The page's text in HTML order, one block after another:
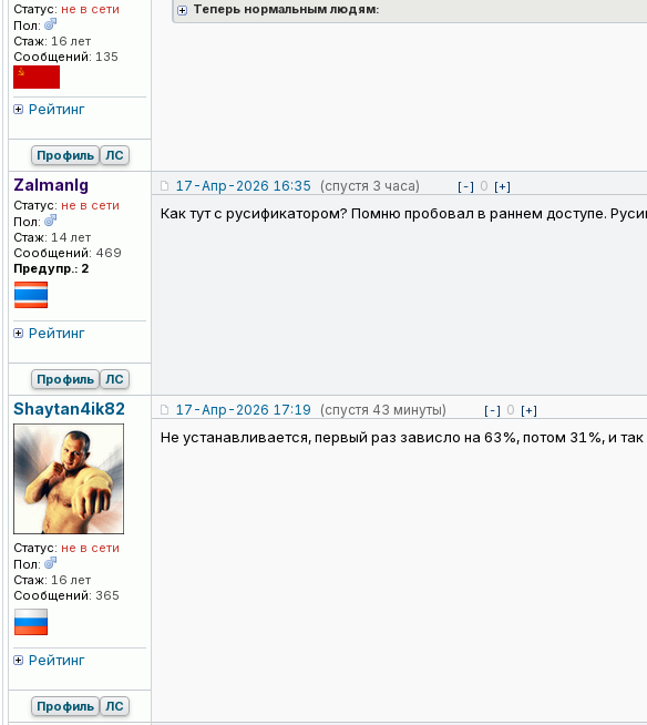
Статус: не в сети
Пол:
Стаж: 16 лет
Сообщений: 135
Рейтинг
Теперь нормальным людям:
Профиль ЛС
Zalmanlg
Статус: не в сети
Пол:
Стаж: 14 лет
Сообщений: 469
Предупр.: 2
Рейтинг
17-Апр-2026 16:35 (спустя 3 часа) [-] 0 [+]
Как тут с русификатором? Помню пробовал в раннем доступе.
Профиль ЛС
Shaytan4ik82
Статус: не в сети
Пол:
Стаж: 16 лет
Сообщений: 365
Рейтинг
17-Апр-2026 17:19 (спустя 43 минуты) [-] 0 [+]
Не устанавливается, первый раз зависло на 63%, потом 31%, и
Профиль ЛС